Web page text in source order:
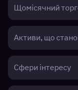
Щомісячний
Активи, що
Сфери інтересу